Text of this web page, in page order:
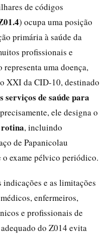
de códigos
) ocupa uma posição
primária à saúde da
profissionais e
uma doença,
XXI da CID-10, destinado
serviços de saúde para
ele designa o
rotina, incluindo
de Papanicolau
exame pélvico periódico.
e as limitações
enfermeiros,
e profissionais de
do Z014 evita